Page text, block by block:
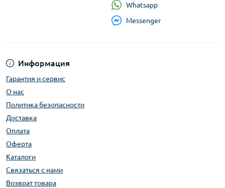
Информация
Гарантия и сервис
О нас
Политика безопасности
Доставка
Оплата
Оферта
Каталоги
Связаться с нами
Возврат товара
Whatsapp
Messenger